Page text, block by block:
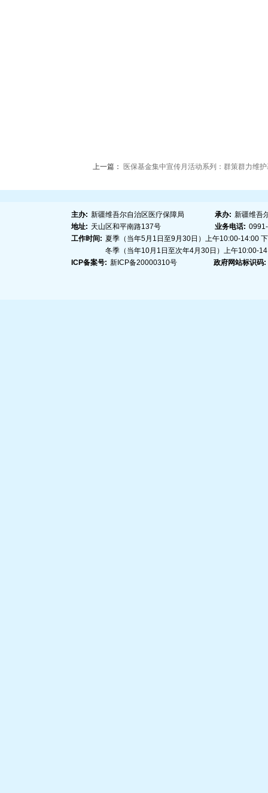
上一篇： 医保基金集中宣传月活动系列：群策群力维
主办: 新疆维吾尔自治区医疗保障局 承办: 新疆维吾
地址: 天山区和平南路137号 业务电话:
工作时间: 夏季（当年5月1日至9月30日）上午10:00-14:00
冬季（当年10月1日至次年4月30日）上午10:00-
ICP备案号: 新ICP备20000310号 政府网站标识码: